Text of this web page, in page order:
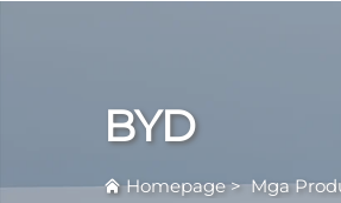
BYD
Homepage>Mga